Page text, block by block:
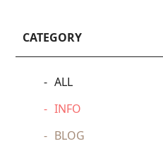
CATEGORY
ALL
INFO
BLOG